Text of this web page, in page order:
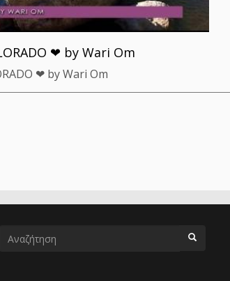
❤ by Wari Om
❤ by Wari Om
Φόρμα
αναζήτησης